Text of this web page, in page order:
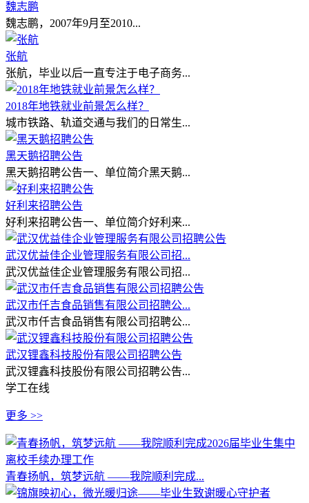
魏志鹏
魏志鹏，2007年9月至2010...
张航
张航，毕业以后一直专注于电子商务...
2018年地铁就业前景怎么样？
城市铁路、轨道交通与我们的日常生...
黑天鹅招聘公告
黑天鹅招聘公告一、单位简介黑天鹅...
好利来招聘公告
好利来招聘公告一、单位简介好利来...
武汉优益佳企业管理服务有限公司招...
武汉优益佳企业管理服务有限公司招...
武汉市仟吉食品销售有限公司招聘公...
武汉市仟吉食品销售有限公司招聘公...
武汉锂鑫科技股份有限公司招聘公告
武汉锂鑫科技股份有限公司招聘公告...
学工在线
更多 >>
青春扬帆，筑梦远航 ——我院顺利完成...